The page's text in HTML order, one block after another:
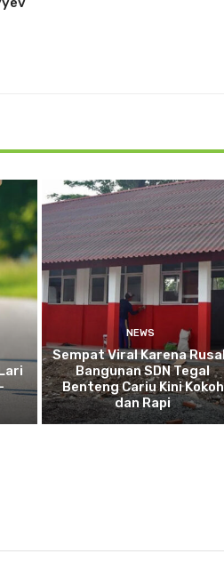
NEWS
Sempat Viral Karena
Bangunan SDN Tegal
Benteng Cariu Kini Kokoh
dan Rapi